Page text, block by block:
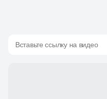
Вставьте ссылку на видео